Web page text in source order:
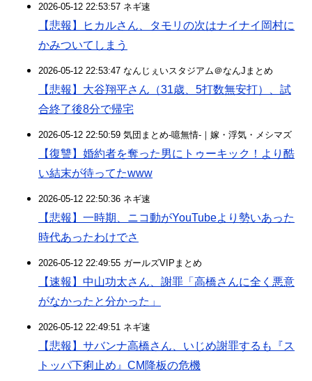
2026-05-12 22:53:57 ネギ速
【悲報】ヒカルさん、タモリの次はナイナイ岡村に
かみついてしまう
2026-05-12 22:53:47 なんじぇいスタジアム＠なんJまとめ
【悲報】大谷翔平さん（31歳、5打数無安打）、試
合終了後8分で帰宅
2026-05-12 22:50:59 気団まとめ-噫無情-｜嫁・浮気・メシマズ
【復讐】婚約者を奪った男にトゥーキック！より酷
い結末が待ってたwww
2026-05-12 22:50:36 ネギ速
【悲報】一時期、ニコ動がYouTubeより勢いあった
時代あったわけでさ
2026-05-12 22:49:55 ガールズVIPまとめ
【速報】中山功太さん、謝罪「高橋さんに全く悪意
がなかったと分かった」
2026-05-12 22:49:51 ネギ速
【悲報】サバンナ高橋さん、いじめ謝罪するも『ス
トッパ下痢止め』CM降板の危機